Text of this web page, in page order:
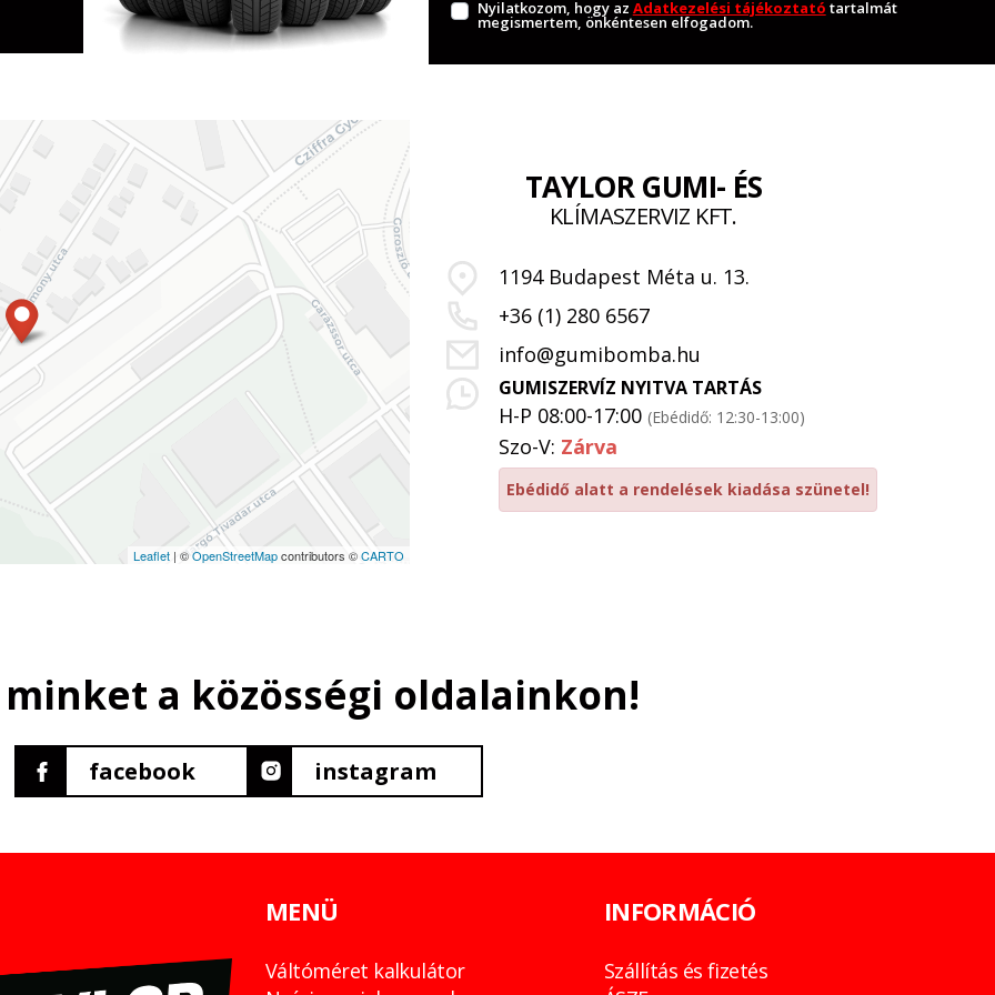
Nyilatkozom, hogy az Adatkezelési tájékoztató tartalmát
megismertem, önkéntesen elfogadom.
Leaflet | ©OpenStreetMapcontributors ©CARTO
TAYLOR GUMI- ÉS
KLÍMASZERVIZ KFT.
1194 Budapest Méta u. 13.
+36 (1) 280 6567
info@gumibomba.hu
GUMISZERVÍZ NYITVA TARTÁS
H-P 08:00-17:00 (Ebédidő: 12:30-13:00)
Szo-V: Zárva
Ebédidő alatt a rendelések kiadása szünetel!
minket a közösségi oldalainkon!
facebook instagram
MENÜ
Váltóméret kalkulátor
INFORMÁCIÓ
Szállítás és fizetés